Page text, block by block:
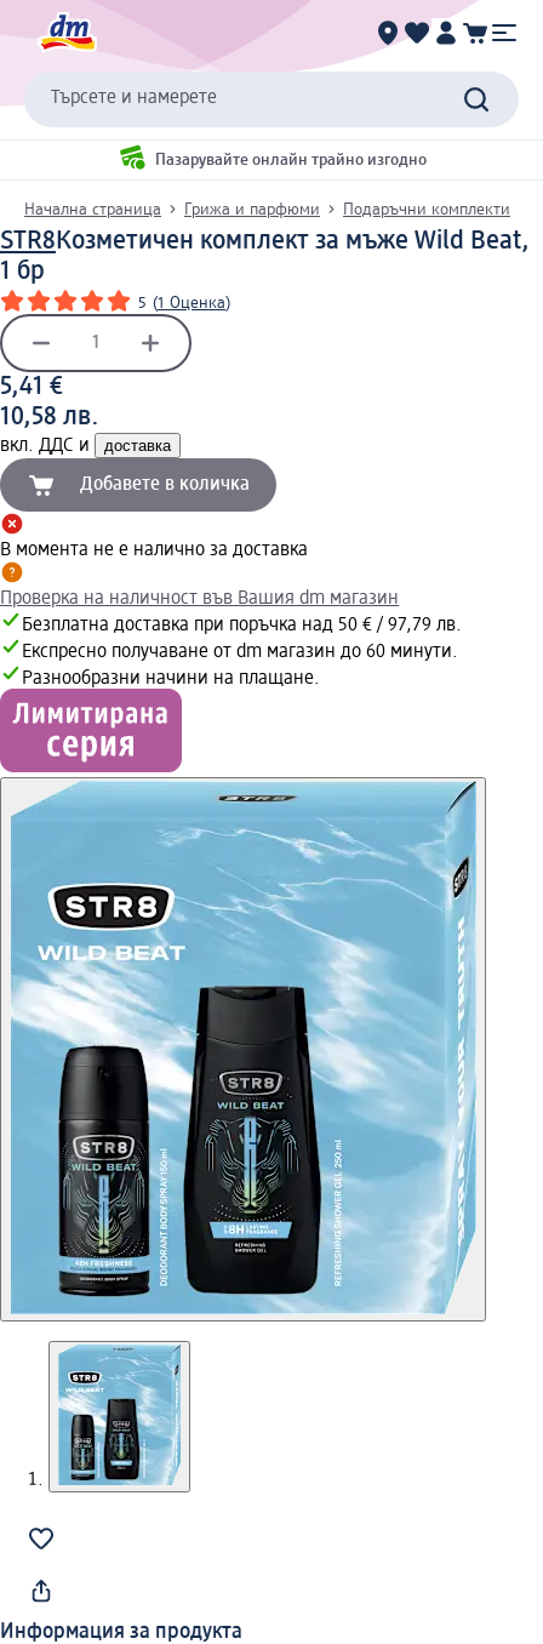
Търсете и намерете
Пазарувайте онлайн трайно изгодно
Начална страница Грижа и парфюми Подаръчни комплекти
STR8 Козметичен комплект за мъже Wild Beat,
1 бр
5 (1 Оценка)
5,41 €
10,58 лв.
вкл. ДДС и доставка
Добавете в количка
В момента не е налично за доставка
Проверка на наличност във Вашия dm магазин
Безплатна доставка при поръчка над 50 € / 97,79 лв.
Експресно получаване от dm магазин до 60 минути.
Разнообразни начини на плащане.
Информация за продукта